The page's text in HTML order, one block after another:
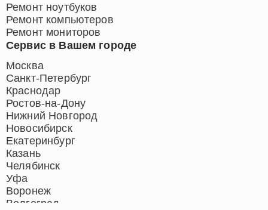
Сервис в Вашем городе
Москва
Санкт-Петербург
Краснодар
Ростов-на-Дону
Нижний Новгород
Новосибирск
Екатеринбург
Казань
Челябинск
Уфа
Воронеж
Волгоград
Ремонт ноутбуков
Ремонт компьютеров
Ремонт мониторов